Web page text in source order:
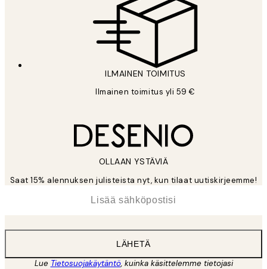
ILMAINEN TOIMITUS
Ilmainen toimitus yli 59 €
OLLAAN YSTÄVIÄ
Saat 15% alennuksen julisteista nyt, kun tilaat uutiskirjeemme!
LÄHETÄ
Lue Tietosuojakäytäntö, kuinka käsittelemme tietojasi